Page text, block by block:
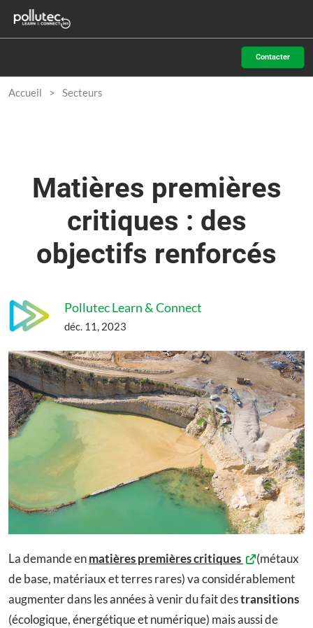
Accéder
au
contenu
Contacter
Accueil Secteurs
Matières premières
critiques : des
objectifs renforcés
Pollutec Learn & Connect
déc. 11, 2023
La demande enmatières premières critiques
(métaux
de base, matériaux et terres rares) va considérablement
augmenter dans les années à venir du fait destransitions
(écologique, énergétique et numérique) mais aussi de